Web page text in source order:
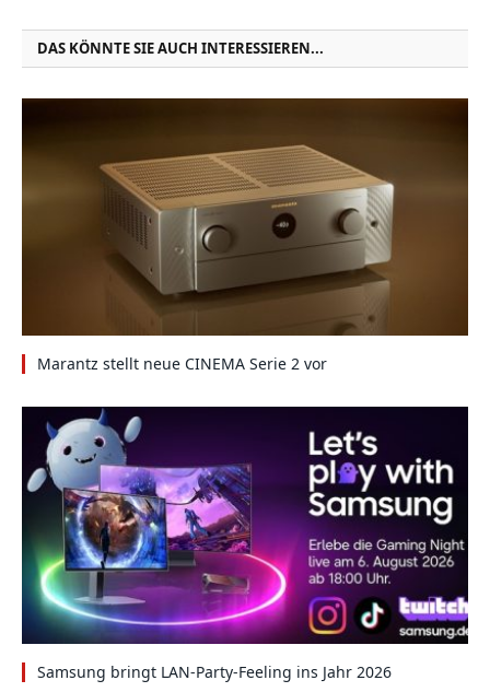
DAS KÖNNTE SIE AUCH INTERESSIEREN...
Marantz stellt neue CINEMA Serie 2 vor
Samsung bringt LAN-Party-Feeling ins Jahr 2026